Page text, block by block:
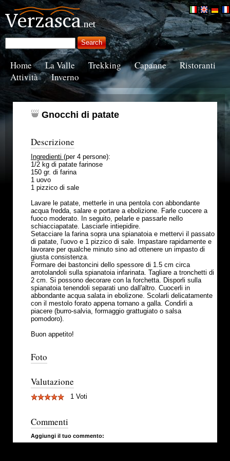
Home La Valle Trekking Capanne
Ristoranti
Attività
Inverno
Gnocchi di patate
Descrizione
Ingredienti (per 4 persone):
1/2 kg di patate farinose
150 gr. di farina
1 uovo
1 pizzico di sale
Lavare le patate, metterle in una pentola con abbondante
acqua fredda, salare e portare a ebolizione. Farle cuocere a
fuoco moderato. In seguito, pelarle e passarle nello
schiacciapatate. Lasciarle intiepidire.
Setacciare la farina sopra una spianatoia e mettervi il passato
di patate, l'uovo e 1 pizzico di sale. Impastare rapidamente e
lavorare per qualche minuto sino ad ottenere un impasto di
giusta consistenza.
Formare dei bastoncini dello spessore di 1.5 cm circa
arrotolandoli sulla spianatoia infarinata. Tagliare a tronchetti di
2 cm. Si possono decorare con la forchetta. Disporli sulla
spianatoia tenendoli separati uno dall'altro. Cuocerli in
abbondante acqua salata in ebolizone. Scolarli delicatamente
con il mestolo forato appena tornano a galla. Condirli a
piacere (burro-salvia, formaggio grattugiato o salsa
pomodoro).
Buon appetito!
Foto
Valutazione
1 Voti
Commenti
Aggiungi il tuo commento: